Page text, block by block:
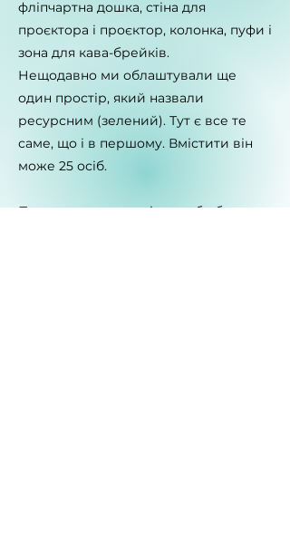
фліпчартна дошка, стіна для
проєктора і проєктор, колонка, пуфи і
зона для кава-брейків.
Нещодавно ми облаштували ще
один простір, який назвали
ресурсним (зелений). Тут є все те
саме, що і в першому. Вмістити він
може 25 осіб.
Пиши нам заздалегідь, щоб обрати